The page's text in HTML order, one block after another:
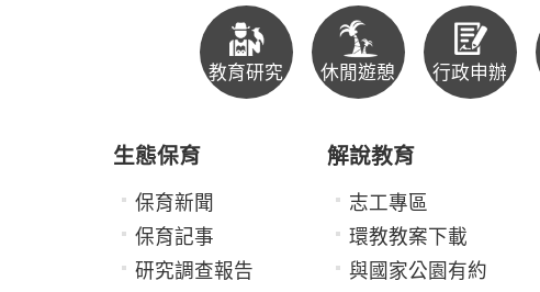
教育研究 休閒遊憩 行政申辦
生態保育
保育新聞
保育記事
研究調查報告
解說教育
志工專區
環教教案下載
與國家公園有約